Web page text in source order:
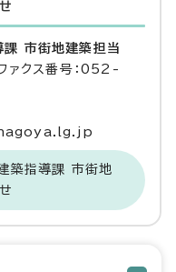
市街地建築担当
クス番号：052-
築指導課 市街地